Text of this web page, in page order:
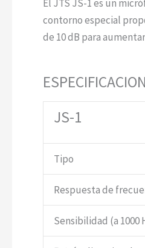
El JTS JS-1 es un
contorno especial
de 10 dB para
JS-1
Tipo
Respuesta de
Sensibilidad (a 1000